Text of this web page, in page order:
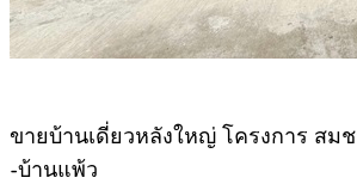
ขายบ้านเดี่ยวหลังใหญ่ โครงการ สม
-บ้านแพ้ว